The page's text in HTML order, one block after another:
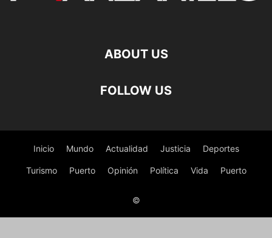
ABOUT US
FOLLOW US
Inicio Mundo Actualidad Justicia Deportes
Turismo Puerto Opinión Política Vida Puerto
©